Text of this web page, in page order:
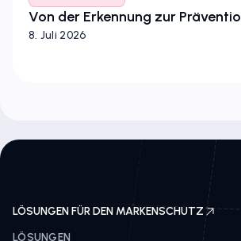
Schutz der Marke
Von der Erkennung zur Prävention